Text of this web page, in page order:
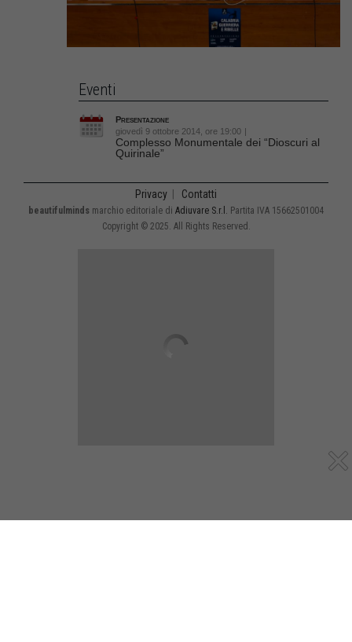
Eventi
Presentazione
giovedì 9 ottobre 2014, ore 19:00
Complesso Monumentale dei “Dioscuri al
Quirinale”
Privacy Contatti
beautifulminds marchio editoriale di Adiuvare S.r.l. Partita IVA 15662501004
Copyright © 2025. All Rights Reserved.